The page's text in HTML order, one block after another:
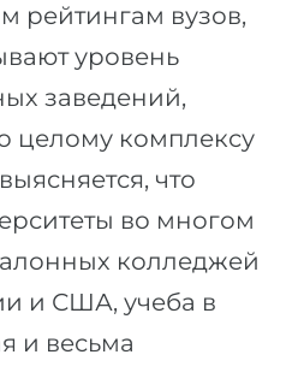
рейтингам вузов,
уровень
заведений,
целому комплексу
что
во многом
колледжей
и США, учеба в
и весьма